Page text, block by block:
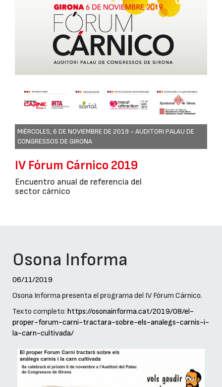
MIÉRCOLES, 6 DE NOVIEMBRE DE 2019 - AUDITORI PALAU DE
CONGRESSOS DE GIRONA
IV Fórum Cárnico 2019
Encuentro anual de referencia del
sector cárnico
Osona Informa
06/11/2019
Osona Informa presenta el programa del IV Fórum Cárnico.
Texto completo: https://osonainforma.cat/2019/08/el-
proper-forum-carni-tractara-sobre-els-analegs-carnis-i-
la-carn-cultivada/